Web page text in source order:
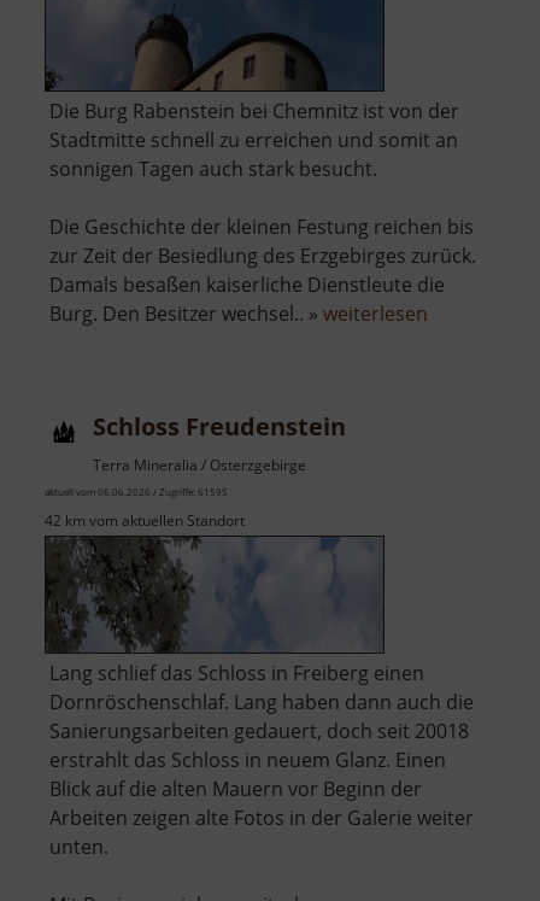
Die Burg Rabenstein bei Chemnitz ist von der
Stadtmitte schnell zu erreichen und somit an
sonnigen Tagen auch stark besucht.
Die Geschichte der kleinen Festung reichen bis
zur Zeit der Besiedlung des Erzgebirges zurück.
Damals besaßen kaiserliche Dienstleute die
Burg. Den Besitzer wechsel.. » weiterlesen
Schloss Freudenstein
Terra Mineralia / Osterzgebirge
aktuell vom 06.06.2026 / Zugriffe: 61595
42 km vom aktuellen Standort
Lang schlief das Schloss in Freiberg einen
Dornröschenschlaf. Lang haben dann auch die
Sanierungsarbeiten gedauert, doch seit 20018
erstrahlt das Schloss in neuem Glanz. Einen
Blick auf die alten Mauern vor Beginn der
Arbeiten zeigen alte Fotos in der Galerie weiter
unten.